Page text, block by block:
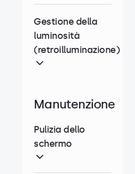
Gestione della
luminosità
(retroilluminazione)
Manutenzione
Pulizia dello
schermo